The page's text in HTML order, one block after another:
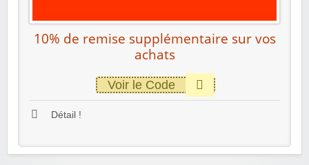
10% de remise supplémentaire sur vos
achats
Voir le Code
Détail !